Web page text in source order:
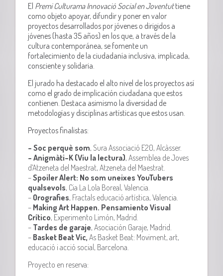
El Premi Culturama Innovació Social en Joventuttiene
como objeto apoyar, difundir y poner en valor
proyectos desarrollados por jóvenes o dirigidos a
jóvenes (hasta 35 años) en los que, a través de la
cultura contemporánea, se fomente un
fortalecimiento de la ciudadanía inclusiva, implicada,
consciente y solidaria.
El jurado ha destacado el alto nivel de los proyectos así
como el grado de implicación ciudadana que estos
contienen. Destaca asimismo la diversidad de
metodologías y disciplinas artísticas que estos usan.
Proyectos finalistas:
– Soc perquè som, Sura Associació E20, Alcàsser.
– Anigmàti–K (Viu la lectura), Assemblea de Joves
d’Atzeneta del Maestrat, Atzeneta del Maestrat.
–SpoilerAlert: No som uneixesYouTubers
qualsevols, Cia La Lola Boreal, Valencia.
– Orografies, Fractals educació artística, Valencia.
– MakingArt Happen. Pensamiento Visual
Crítico, Experimento Limón, Madrid.
– Tardes de garaje, Asociación Garaje, Madrid.
– Basket Beat Vic, As Basket Beat: Moviment, art,
educació i acció social, Barcelona.
Proyecto en reserva: